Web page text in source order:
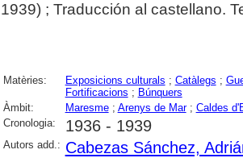
1939) ; Traducción al castellano.
Matèries: Exposicions culturals ; Catàlegs ;
Fortificacions ; Búnquers
Àmbit:
Maresme; Arenys de Mar; Caldes
Cronologia:
1936 - 1939
Autors add.: Cabezas Sánchez,